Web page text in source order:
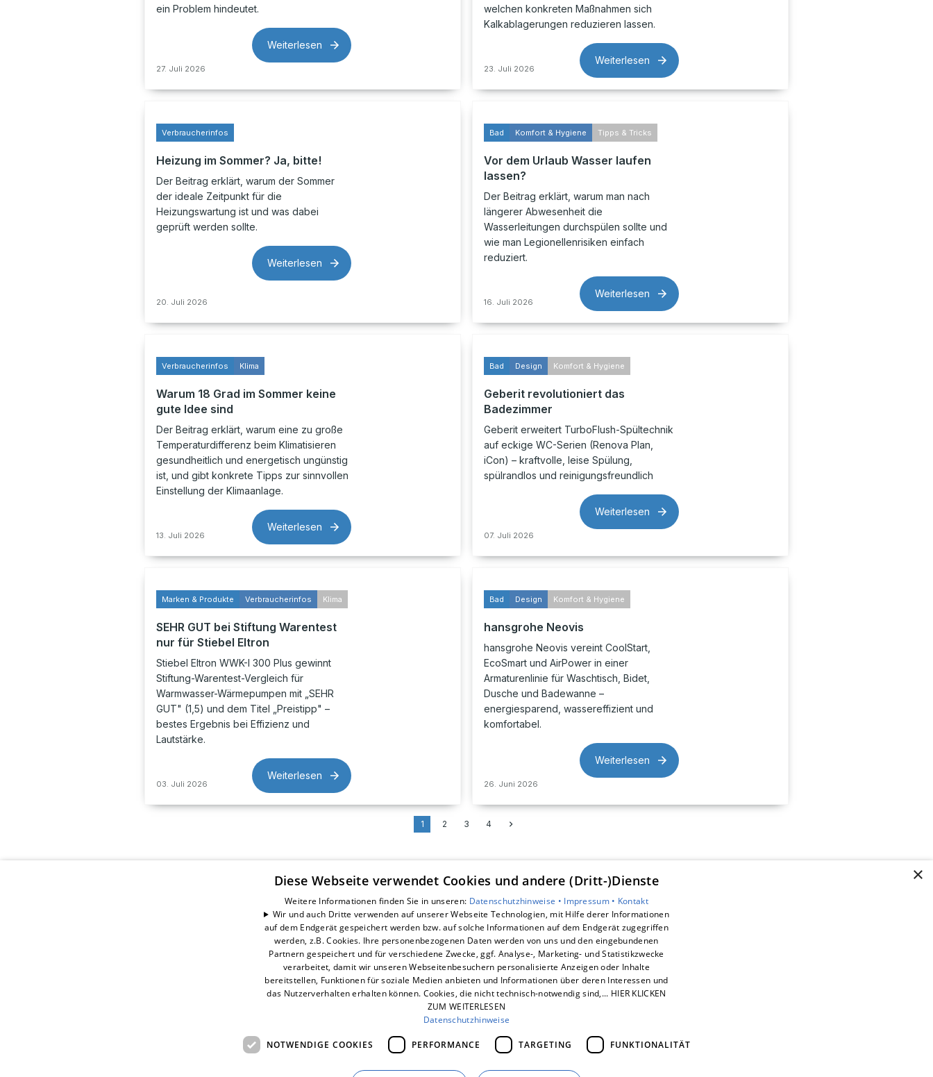
ein Problem hindeutet.
27. Juli 2026
Weiterlesen
welchen konkreten Maßnahmen sich
Kalkablagerungen reduzieren lassen.
23. Juli 2026
Weiterlesen
Verbraucherinfos
Heizung im Sommer? Ja, bitte!
Der Beitrag erklärt, warum der Sommer
der ideale Zeitpunkt für die
Heizungswartung ist und was dabei
geprüft werden sollte.
20. Juli 2026
Weiterlesen
Bad Komfort & Hygiene Tipps & Tricks
Vor dem Urlaub Wasser laufen
lassen?
Der Beitrag erklärt, warum man nach
längerer Abwesenheit die
Wasserleitungen durchspülen sollte und
wie man Legionellenrisiken einfach
reduziert.
16. Juli 2026
Weiterlesen
Verbraucherinfos Klima
Warum 18 Grad im Sommer keine
gute Idee sind
Der Beitrag erklärt, warum eine zu große
Temperaturdifferenz beim Klimatisieren
gesundheitlich und energetisch ungünstig
ist, und gibt konkrete Tipps zur sinnvollen
Einstellung der Klimaanlage.
13. Juli 2026
Weiterlesen
Bad Design Komfort & Hygiene
Geberit revolutioniert das
Badezimmer
Geberit erweitert TurboFlush-Spültechnik
auf eckige WC-Serien (Renova Plan,
iCon) – kraftvolle, leise Spülung,
spülrandlos und reinigungsfreundlich
07. Juli 2026
Weiterlesen
Marken & Produkte Verbraucherinfos Klima
SEHR GUT bei Stiftung Warentest
nur für Stiebel Eltron
Stiebel Eltron WWK-I 300 Plus gewinnt
Stiftung-Warentest-Vergleich für
Warmwasser-Wärmepumpen mit „SEHR
GUT" (1,5) und dem Titel „Preistipp" –
bestes Ergebnis bei Effizienz und
Lautstärke.
03. Juli 2026
Weiterlesen
Bad Design Komfort & Hygiene
hansgrohe Neovis
hansgrohe Neovis vereint CoolStart,
EcoSmart und AirPower in einer
Armaturenlinie für Waschtisch, Bidet,
Dusche und Badewanne –
energiesparend, wassereffizient und
komfortabel.
26. Juni 2026
Weiterlesen
1 2 3 4
Unsere Bereiche
Leistungen
Service
Aktuelles
Unternehmen
Kontakt
×
Diese Webseite verwendet Cookies und andere (Dritt-)Dienste
Weitere Informationen finden Sie in unseren: Datenschutzhinweise • Impressum • Kontakt
Wir und auch Dritte verwenden auf unserer Webseite Technologien, mit Hilfe derer Informationen
auf dem Endgerät gespeichert werden bzw. auf solche Informationen auf dem Endgerät zugegriffen
werden, z.B. Cookies. Ihre personenbezogenen Daten werden von uns und den eingebundenen
Partnern gespeichert und für verschiedene Zwecke, ggf. Analyse-, Marketing- und Statistikzwecke
verarbeitet, damit wir unseren Webseitenbesuchern personalisierte Anzeigen oder Inhalte
bereitstellen, Funktionen für soziale Medien anbieten und Informationen über deren Interessen und
das Nutzerverhalten erhalten können. Cookies, die nicht technisch-notwendig sind,... HIER KLICKEN
ZUM WEITERLESEN
Datenschutzhinweise
NOTWENDIGE COOKIES PERFORMANCE TARGETING FUNKTIONALITÄT